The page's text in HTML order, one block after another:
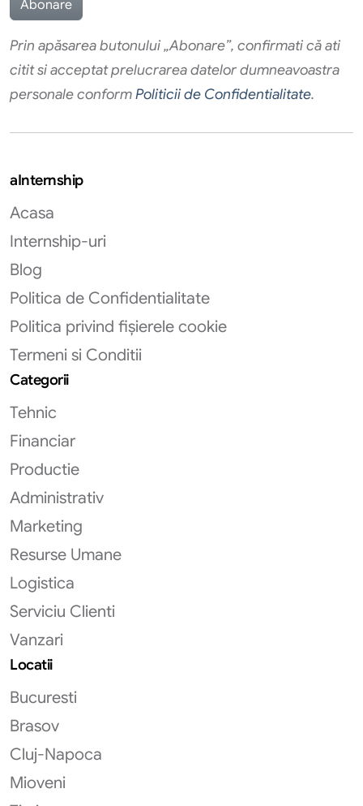
Prin apăsarea butonului „Abonare”, confirmati că ati
citit si acceptat prelucrarea datelor dumneavoastra
personale conformPoliticii de Confidentialitate.
aInternship
Acasa
Internship-uri
Blog
Politica de Confidentialitate
Politica privind fișierele cookie
Termeni si Conditii
Categorii
Tehnic
Financiar
Productie
Administrativ
Marketing
Resurse Umane
Logistica
Serviciu Clienti
Vanzari
Locatii
Bucuresti
Brasov
Cluj-Napoca
Mioveni